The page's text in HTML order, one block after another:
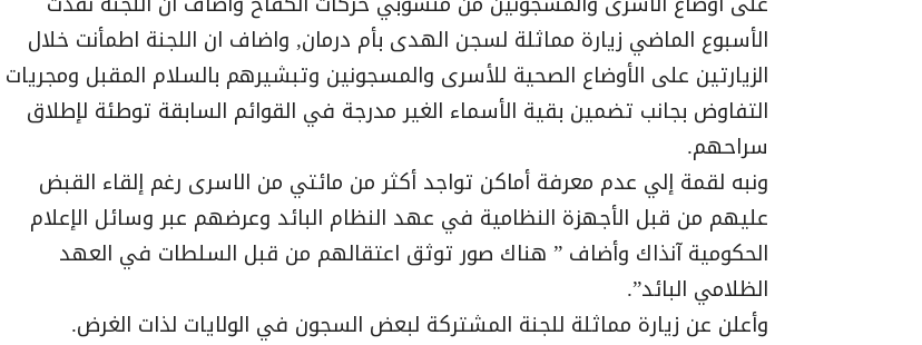
الأسبوع الماضي زيارة مماثلة لسجن الهدى بأم درمان, واضاف ان اللجنة اطمأنت خلال
الزيارتين على الأوضاع الصحية للأسرى والمسجونين وتبشيرهم بالسلام المقبل ومجريات
التفاوض بجانب تضمين بقية الأسماء الغير مدرجة في القوائم السابقة توطئة لإطلاق
سراحهم.
ونبه لقمة إلي عدم معرفة أماكن تواجد أكثر من مائتي من الاسرى رغم إلقاء القبض
عليهم من قبل الأجهزة النظامية في عهد النظام البائد وعرضهم عبر وسائل الإعلام
الحكومية آنذاك وأضاف ” هناك صور توثق اعتقالهم من قبل السلطات في العهد
الظلامي البائد”.
وأعلن عن زيارة مماثلة للجنة المشتركة لبعض السجون في الولايات لذات الغرض.